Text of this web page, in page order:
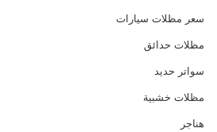
سعر مظلات سيارات
مظلات حدائق
سواتر حديد
مظلات خشبية
هناجر